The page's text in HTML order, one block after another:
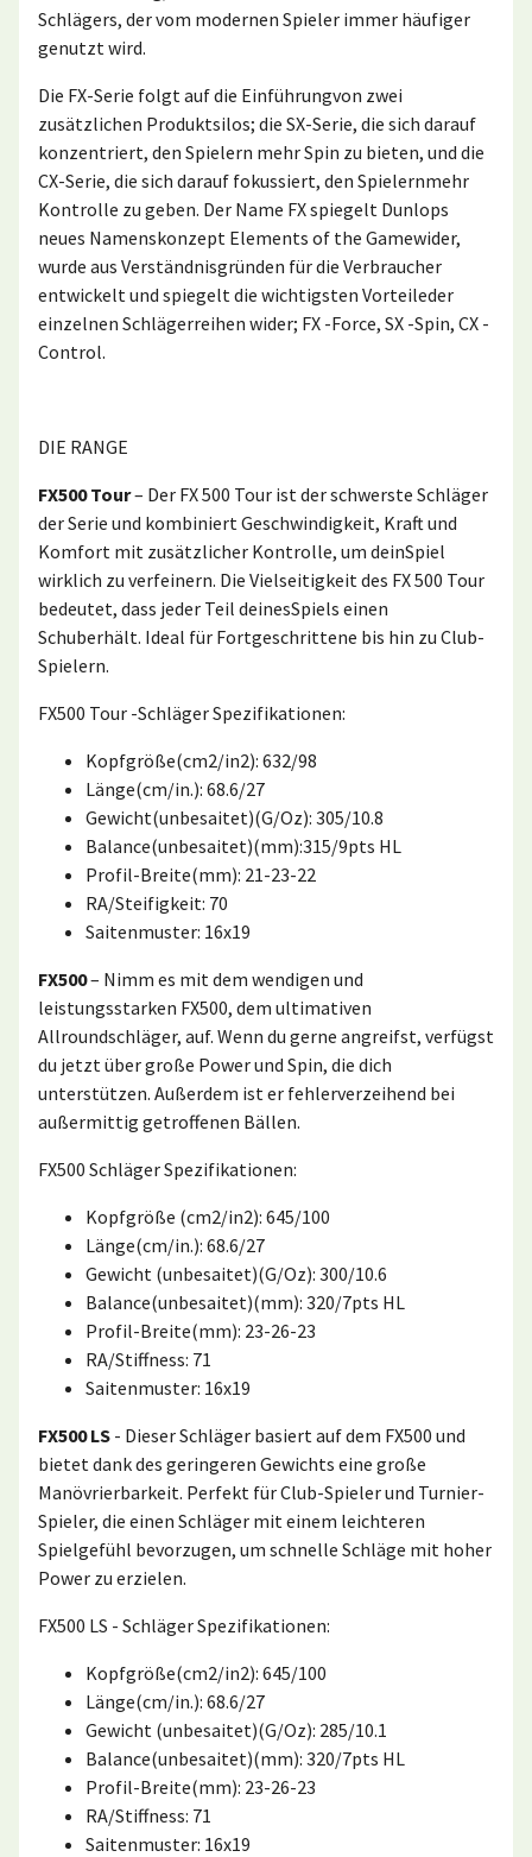
Schlägers, der vom modernen Spieler immer häufiger
genutzt wird.
Die FX-Serie folgt auf die Einführungvon zwei
zusätzlichen Produktsilos; die SX-Serie, die sich darauf
konzentriert, den Spielern mehr Spin zu bieten, und die
CX-Serie, die sich darauf fokussiert, den Spielernmehr
Kontrolle zu geben. Der Name FX spiegelt Dunlops
neues Namenskonzept Elements of the Gamewider,
wurde aus Verständnisgründen für die Verbraucher
entwickelt und spiegelt die wichtigsten Vorteileder
einzelnen Schlägerreihen wider; FX -Force, SX -Spin, CX -
Control.
DIE RANGE
FX500 Tour– Der FX 500 Tour ist der schwerste Schläger
der Serie und kombiniert Geschwindigkeit, Kraft und
Komfort mit zusätzlicher Kontrolle, um deinSpiel
wirklich zu verfeinern. Die Vielseitigkeit des FX 500 Tour
bedeutet, dass jeder Teil deinesSpiels einen
Schuberhält. Ideal für Fortgeschrittene bis hin zu Club-
Spielern.
FX500 Tour -Schläger Spezifikationen:
Kopfgröße(cm2/in2): 632/98
Länge(cm/in.): 68.6/27
Gewicht(unbesaitet)(G/Oz): 305/10.8
Balance(unbesaitet)(mm):315/9pts HL
Profil-Breite(mm): 21-23-22
RA/Steifigkeit: 70
Saitenmuster: 16x19
FX500– Nimm es mit dem wendigen und
leistungsstarken FX500, dem ultimativen
Allroundschläger, auf. Wenn du gerne angreifst, verfügst
du jetzt über große Power und Spin, die dich
unterstützen. Außerdem ist er fehlerverzeihend bei
außermittig getroffenen Bällen.
FX500 Schläger Spezifikationen:
Kopfgröße (cm2/in2): 645/100
Länge(cm/in.): 68.6/27
Gewicht (unbesaitet)(G/Oz): 300/10.6
Balance(unbesaitet)(mm): 320/7pts HL
Profil-Breite(mm): 23-26-23
RA/Stiffness: 71
Saitenmuster: 16x19
FX500 LS - Dieser Schläger basiert auf dem FX500 und
bietet dank des geringeren Gewichts eine große
Manövrierbarkeit. Perfekt für Club-Spieler und Turnier-
Spieler, die einen Schläger mit einem leichteren
Spielgefühl bevorzugen, um schnelle Schläge mit hoher
Power zu erzielen.
FX500 LS - Schläger Spezifikationen:
Kopfgröße(cm2/in2): 645/100
Länge(cm/in.): 68.6/27
Gewicht (unbesaitet)(G/Oz): 285/10.1
Balance(unbesaitet)(mm): 320/7pts HL
Profil-Breite(mm): 23-26-23
RA/Stiffness: 71
Saitenmuster: 16x19